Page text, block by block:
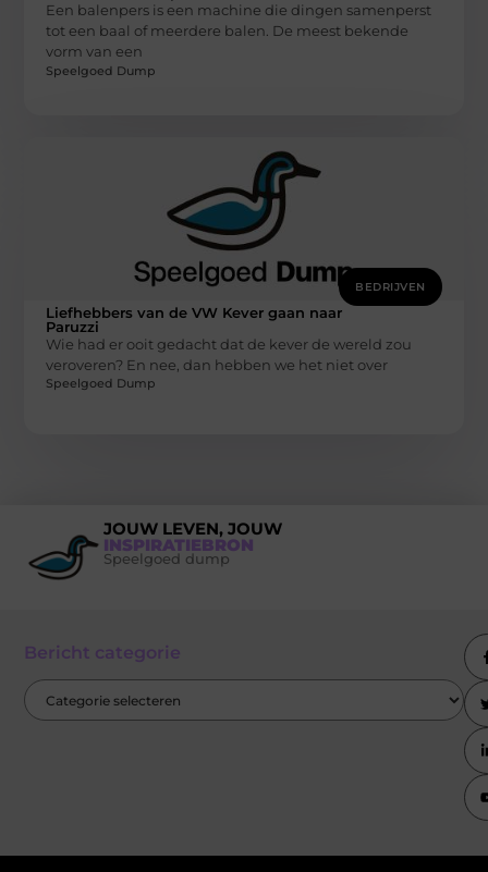
Een balenpers is een machine die dingen samenperst
tot een baal of meerdere balen. De meest bekende
vorm van een
Speelgoed Dump
BEDRIJVEN
Liefhebbers van de VW Kever gaan naar
Paruzzi
Wie had er ooit gedacht dat de kever de wereld zou
veroveren? En nee, dan hebben we het niet over
Speelgoed Dump
JOUW LEVEN, JOUW
INSPIRATIEBRON
Speelgoed dump
Bericht categorie